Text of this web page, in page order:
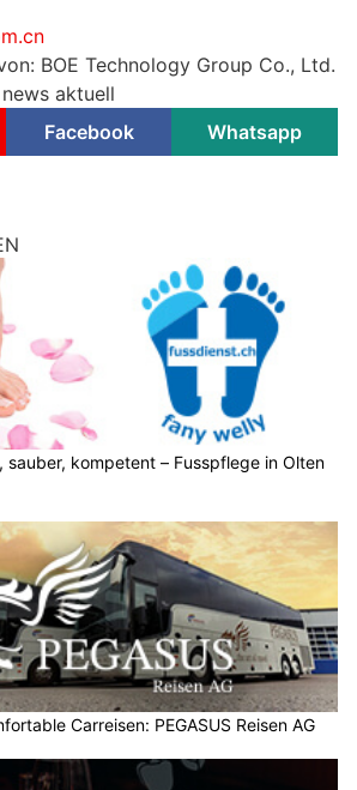
BOE Technology Group Co., Ltd.
aktuell
Facebook Whatsapp
sauber, kompetent – Fusspflege in Olten
Carreisen: PEGASUS Reisen AG